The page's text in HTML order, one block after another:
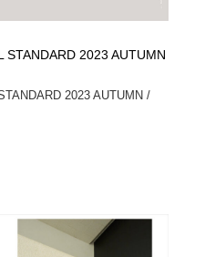
STANDARD 2023 AUTUMN
2023 AUTUMN /